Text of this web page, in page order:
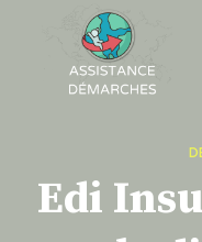
content
Edi